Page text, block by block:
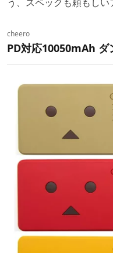
う、スペックも頼もしい
cheero
PD対応10050mAh ダ